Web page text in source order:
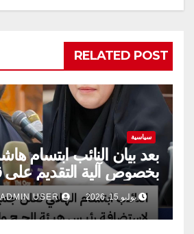
RELATED POST
سياسية
بعد بيان النائب ابتسام
بخصوص آلية التقديم على
يوليو 15, 2026 ADMIN USER